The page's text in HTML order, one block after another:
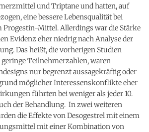
und Triptane und hatten, auf
eine bessere Lebensqualität bei
Progestin-Mittel. Allerdings war die Stärke
Evidenz eher niedrig nach Analyse der
Das heißt, die vorherigen Studien
Teilnehmerzahlen, waren
nur begrenzt aussagekräftig oder
möglicher Interessenskonflikte eher
führten bei weniger als jeder 10.
der Behandlung. In zwei weiteren
die Effekte von Desogestrel mit einem
mit einer Kombination von